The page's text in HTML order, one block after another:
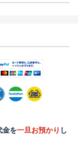
金を一旦お預かり し